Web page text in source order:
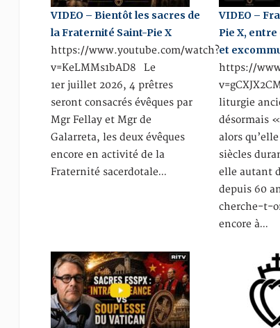
VIDEO – Bientôt les sacres de
la Fraternité Saint-Pie X
https://www.youtube.com/watch?
v=KeLMMs1bAD8 Le
1er juillet 2026, 4 prêtres
seront consacrés évêques par
Mgr Fellay et Mgr de
Galarreta, les deux évêques
encore en activité de la
Fraternité sacerdotale…
VIDEO –
Pie X,
et
https://
liturgie
désormais
alors
siècles
elle autant
depuis 60
cherche-t-
encore à…